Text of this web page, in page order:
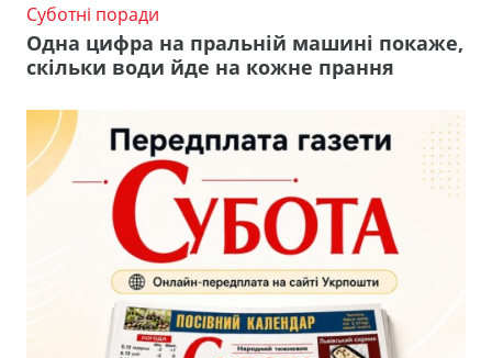
Суботні поради
Одна цифра на пральній машині покаже,
скільки води йде на кожне прання